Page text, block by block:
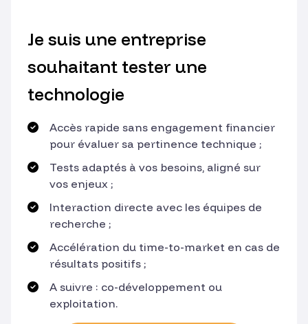
Je suis une entreprise
souhaitant tester une
technologie
Accès rapide sans engagement financier
pour évaluer sa pertinence technique ;
Tests adaptés à vos besoins, aligné sur
vos enjeux ;
Interaction directe avec les équipes de
recherche ;
Accélération du time-to-market en cas de
résultats positifs ;
A suivre : co-développement ou
exploitation.